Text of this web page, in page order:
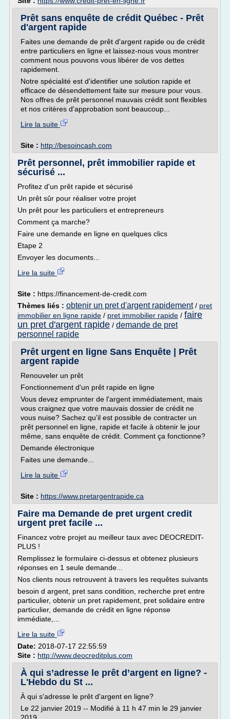
Prêt sans enquête de crédit Québec - Prêt
d'argent rapide
Faites une demande de prêt d'argent rapide ou de crédit
entre particuliers en ligne et laissez-nous vous montrer
comment nous pouvons vous libérer de vos dettes
rapidement.
Notre spécialité est d'identifier une solution rapide et
efficace de désendettement faite sur mesure pour vous.
Nos offres de prêt personnel mauvais crédit sont flexibles
et nos critères d'approbation sont beaucoup...
Lire la suite
Site : http://besoincash.com
Prêt personnel, prêt immobilier rapide et
sécurisé ...
Profitez d'un prêt rapide et sécurisé
Un prêt sûr pour réaliser votre projet
Un prêt pour les particuliers et entrepreneurs
Comment ça marche?
Faire une demande en ligne en quelques clics
Etape 2
Envoyer les documents...
Lire la suite
Site : https://financement-de-credit.com
Thèmes liés : obtenir un pret d'argent rapidement/ pret
immobilier en ligne rapide / pret immobilier rapide / faire
un pret d'argent rapide / demande de pret
personnel rapide
Prêt urgent en ligne Sans Enquête | Prêt
argent rapide
Renouveler un prêt
Fonctionnement d'un prêt rapide en ligne
Vous devez emprunter de l'argent immédiatement, mais
vous craignez que votre mauvais dossier de crédit ne
vous nuise? Sachez qu'il est possible de contracter un
prêt personnel en ligne, rapide et facile à obtenir le jour
même, sans enquête de crédit. Comment ça fonctionne?
Demande électronique
Faites une demande...
Lire la suite
Site : https://www.pretargentrapide.ca
Faire ma Demande de pret urgent credit
urgent pret facile ...
Financez votre projet au meilleur taux avec DEOCREDIT-
PLUS !
Remplissez le formulaire ci-dessus et obtenez plusieurs
réponses en 1 seule demande...
Nos clients nous retrouvent à travers les requêtes suivants
besoin d argent, pret sans condition, recherche pret entre
particulier, obtenir un pret rapidement, pret solidaire entre
particulier, demande de crédit en ligne réponse
immédiate,...
Lire la suite
Date: 2018-07-17 22:55:59
Site : http://www.deocreditplus.com
À qui s’adresse le prêt d’argent en ligne? -
L'Hebdo du St ...
À qui s'adresse le prêt d'argent en ligne?
Le 22 janvier 2019 -- Modifié à 11 h 47 min le 29 janvier